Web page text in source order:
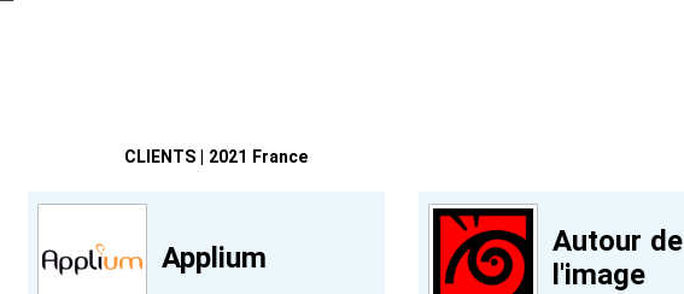
CLIENTS | 2021 France
Applium
Autour de
l'image